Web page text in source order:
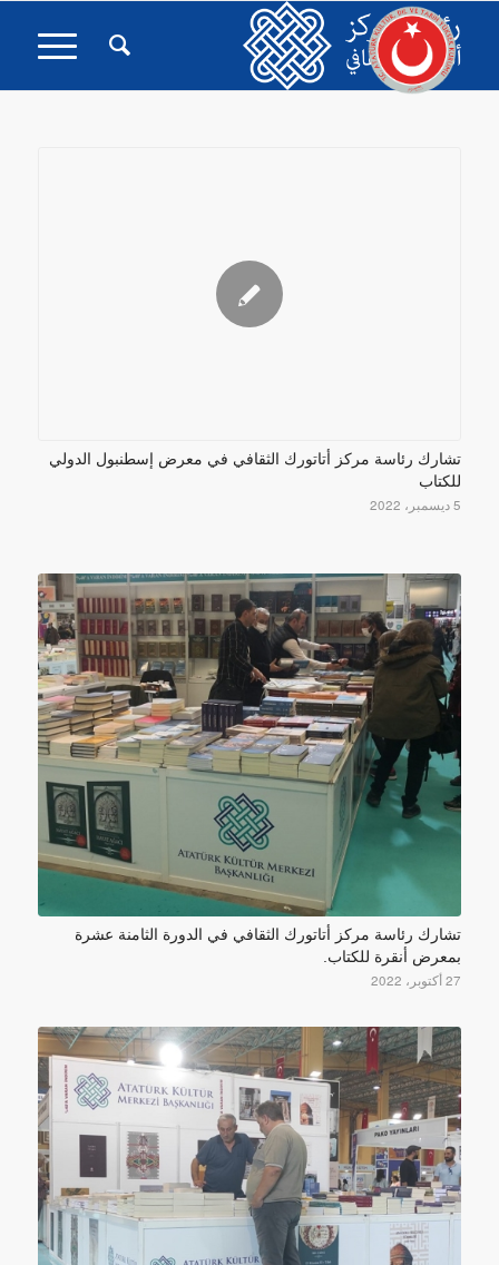
تشارك رئاسة مركز أتاتورك الثقافي في معرض إسطنبول الدولي
للكتاب
5 ديسمبر، 2022
تشارك رئاسة مركز أتاتورك الثقافي في الدورة الثامنة عشرة
بمعرض أنقرة للكتاب.
27 أكتوبر، 2022